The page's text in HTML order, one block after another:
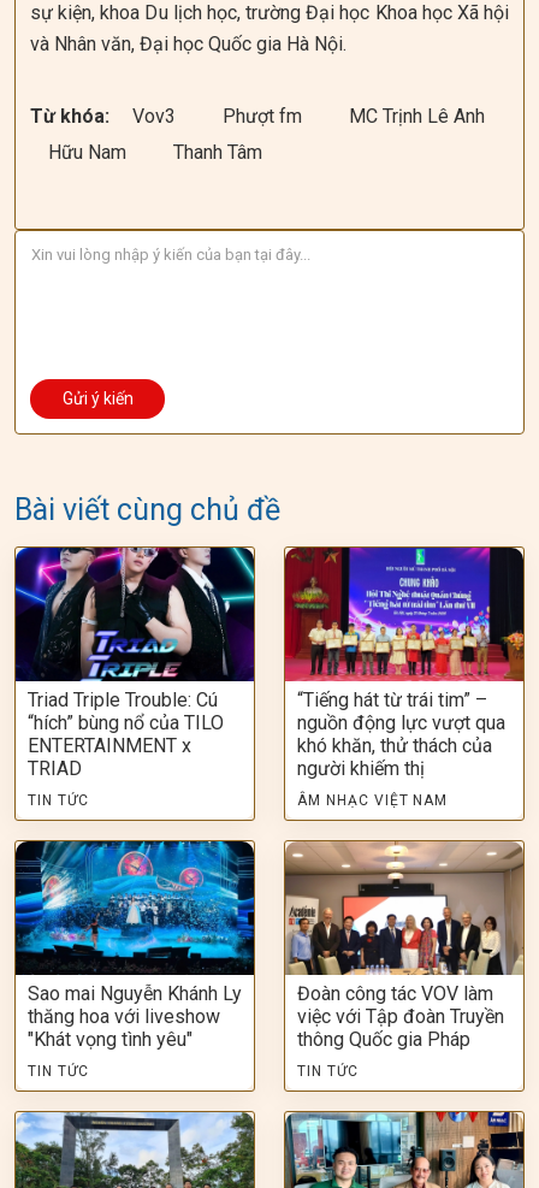
sự kiện, khoa Du lịch học, trường Đại học Khoa học Xã hội
và Nhân văn, Đại học Quốc gia Hà Nội.
Từ khóa: Vov3 Phượt fm
MC Trịnh Lê Anh
Hữu Nam
Thanh Tâm
Bài viết cùng chủ đề
Triad Triple Trouble: Cú
“hích” bùng nổ của TILO
ENTERTAINMENT x
TRIAD
TIN TỨC
“Tiếng hát từ trái tim” –
nguồn động lực vượt qua
khó khăn, thử thách của
người khiếm thị
ÂM NHẠC VIỆT NAM
Sao mai Nguyễn Khánh Ly
thăng hoa với liveshow
"Khát vọng tình yêu"
TIN TỨC
Đoàn công tác VOV làm
việc với Tập đoàn Truyền
thông Quốc gia Pháp
TIN TỨC